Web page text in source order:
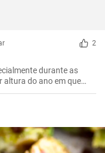
2
durante as
altura do ano em que
algo realmente especial.